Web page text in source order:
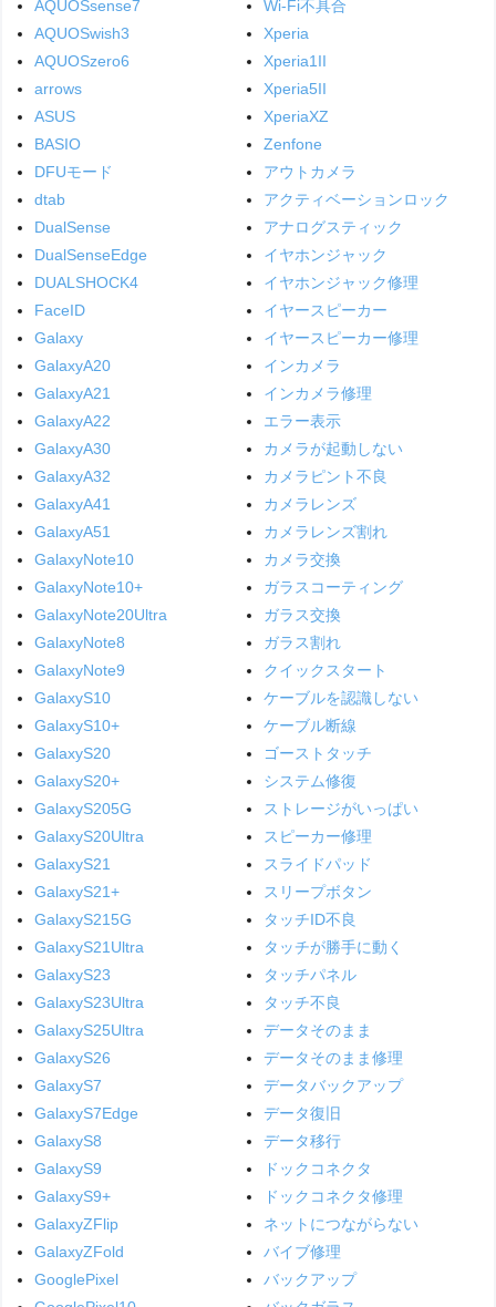
AQUOSsense7
AQUOSwish3
AQUOSzero6
arrows
ASUS
BASIO
DFUモード
dtab
DualSense
DualSenseEdge
DUALSHOCK4
FaceID
Galaxy
GalaxyA20
GalaxyA21
GalaxyA22
GalaxyA30
GalaxyA32
GalaxyA41
GalaxyA51
GalaxyNote10
GalaxyNote10+
GalaxyNote20Ultra
GalaxyNote8
GalaxyNote9
GalaxyS10
GalaxyS10+
GalaxyS20
GalaxyS20+
GalaxyS205G
GalaxyS20Ultra
GalaxyS21
GalaxyS21+
GalaxyS215G
GalaxyS21Ultra
GalaxyS23
GalaxyS23Ultra
GalaxyS25Ultra
GalaxyS26
GalaxyS7
GalaxyS7Edge
GalaxyS8
GalaxyS9
GalaxyS9+
GalaxyZFlip
GalaxyZFold
GooglePixel
Wi-Fi不具合
Xperia
Xperia1II
Xperia5II
XperiaXZ
Zenfone
アウトカメラ
アクティベーションロック
アナログスティック
イヤホンジャック
イヤホンジャック修理
イヤースピーカー
イヤースピーカー修理
インカメラ
インカメラ修理
エラー表示
カメラが起動しない
カメラピント不良
カメラレンズ
カメラレンズ割れ
カメラ交換
ガラスコーティング
ガラス交換
ガラス割れ
クイックスタート
ケーブルを認識しない
ケーブル断線
ゴーストタッチ
システム修復
ストレージがいっぱい
スピーカー修理
スライドパッド
スリープボタン
タッチID不良
タッチが勝手に動く
タッチパネル
タッチ不良
データそのまま
データそのまま修理
データバックアップ
データ復旧
データ移行
ドックコネクタ
ドックコネクタ修理
ネットにつながらない
バイブ修理
バックアップ